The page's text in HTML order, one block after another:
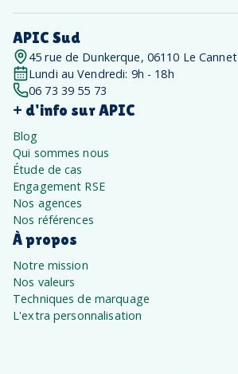
APIC Sud
45 rue de Dunkerque, 06110 Le Cannet
Lundi au Vendredi: 9h - 18h
06 73 39 55 73
+ d'info sur APIC
Blog
Qui sommes nous
Étude de cas
Engagement RSE
Nos agences
Nos références
À propos
Notre mission
Nos valeurs
Techniques de marquage
L'extra personnalisation